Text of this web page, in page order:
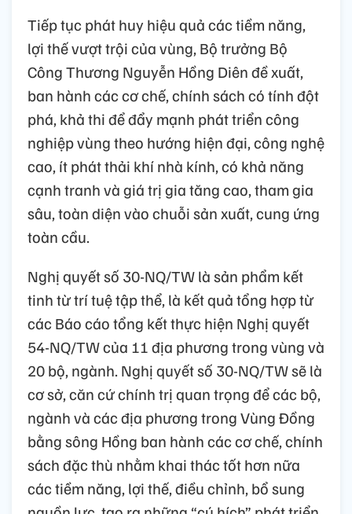
Tiếp tục phát huy hiệu quả các tiềm năng,
lợi thế vượt trội của vùng, Bộ trưởng Bộ
Công Thương Nguyễn Hồng Diên đề xuất,
ban hành các cơ chế, chính sách có tính đột
phá, khả thi để đẩy mạnh phát triển công
nghiệp vùng theo hướng hiện đại, công nghệ
cao, ít phát thải khí nhà kính, có khả năng
cạnh tranh và giá trị gia tăng cao, tham gia
sâu, toàn diện vào chuỗi sản xuất, cung ứng
toàn cầu.
Nghị quyết số 30-NQ/TW là sản phẩm kết
tinh từ trí tuệ tập thể, là kết quả tổng hợp từ
các Báo cáo tổng kết thực hiện Nghị quyết
54-NQ/TW của 11 địa phương trong vùng và
20 bộ, ngành. Nghị quyết số 30-NQ/TW sẽ là
cơ sở, căn cứ chính trị quan trọng để các bộ,
ngành và các địa phương trong Vùng Đồng
bằng sông Hồng ban hành các cơ chế, chính
sách đặc thù nhằm khai thác tốt hơn nữa
các tiềm năng, lợi thế, điều chỉnh, bổ sung